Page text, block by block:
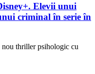
Elevii unui
criminal în serie în
thriller psihologic cu